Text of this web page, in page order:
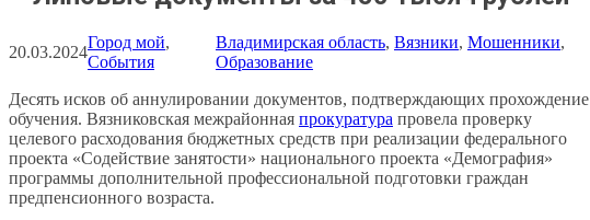
20.03.2024
Город мой
События
Владимирская область, Вязники, Мошенники
Образование
Десять исков об аннулировании документов, подтверждающих прохождение
обучения. Вязниковская межрайонная прокуратура провела проверку
целевого расходования бюджетных средств при реализации федерального
проекта «Содействие занятости» национального проекта «Демография»
программы дополнительной профессиональной подготовки граждан
предпенсионного возраста.